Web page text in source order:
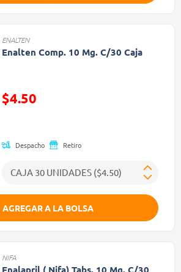
ENALTEN
Enalten Comp. 10 Mg. C/30 Caja
$4.50
Despacho Retiro
AGREGAR A LA BOLSA
NIFA